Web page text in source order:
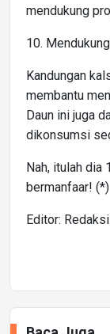
mendukung
10.
Kandungan
membantu
Daun ini juga
dikonsumsi
Nah, itulah dia
bermanfaar! (*)
Editor: Redaksi